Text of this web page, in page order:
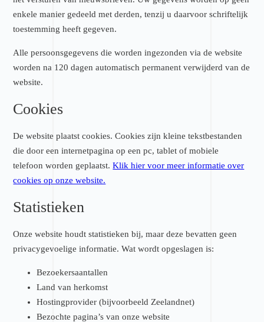
enkele manier gedeeld met derden, tenzij u daarvoor schriftelijk
toestemming heeft gegeven.
Alle persoonsgegevens die worden ingezonden via de website
worden na 120 dagen automatisch permanent verwijderd van de
website.
Cookies
De website plaatst cookies. Cookies zijn kleine tekstbestanden
die door een internetpagina op een pc, tablet of mobiele
telefoon worden geplaatst.Klik hier voor meer informatie over
cookies op onze website.
Statistieken
Onze website houdt statistieken bij, maar deze bevatten geen
privacygevoelige informatie. Wat wordt opgeslagen is:
Bezoekersaantallen
Land van herkomst
Hostingprovider (bijvoorbeeld Zeelandnet)
Bezochte pagina’s van onze website